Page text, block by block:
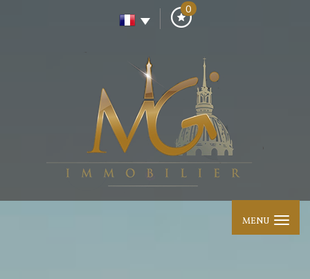
0
MENU